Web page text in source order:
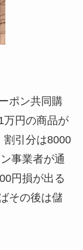
ポン共同購
万円の商品が
割引分は8000
事業者が通
円損が出る
その後は儲